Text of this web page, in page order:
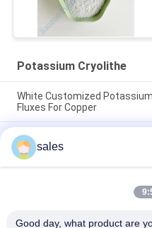
Potassium Cryolithe
White Customized
Fluxes For Copper
Le prix d'usine des abrasifs à
partir de cryolite de sodium
industrielle
CAS13775-52-5 Produit
Cryolithe de potassium -
sales
Good day, what product are